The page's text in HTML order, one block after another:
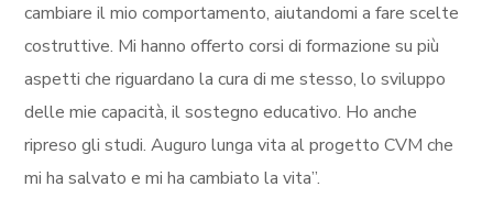
cambiare il mio comportamento, aiutandomi a fare scelte
costruttive. Mi hanno offerto corsi di formazione su più
aspetti che riguardano la cura di me stesso, lo sviluppo
delle mie capacità, il sostegno educativo. Ho anche
ripreso gli studi. Auguro lunga vita al progetto CVM che
mi ha salvato e mi ha cambiato la vita”.